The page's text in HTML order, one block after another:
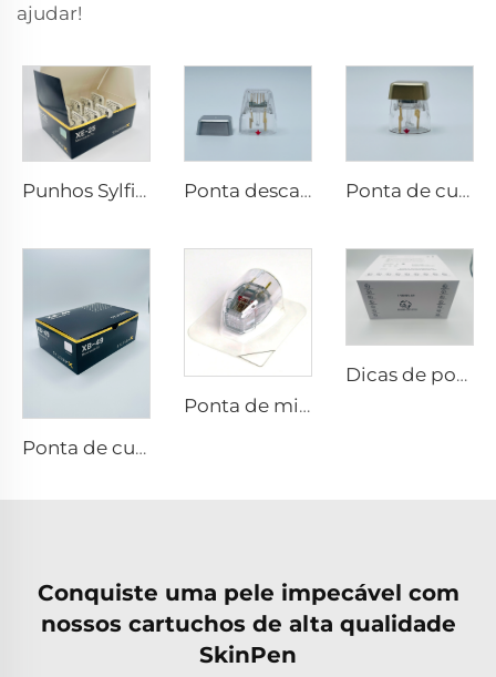
ajudar!
Punhos Sylfirm X de microagulhamento com rf XE-25 Ponta descartável Scarlet S de microneedling rf eletrodos bipolares 25 pinos Ponta de cuidados com a pele com microneedling rf Sylfirm X X-25
Ponta de cuidados com a pele com microneedling rf Sylfirm X XB-49
Ponta de microneedling rf Sylfirm X XE-25 cartucho da Viol
Dicas de pontas RF pixel8
Conquiste uma pele impecável com
nossos cartuchos de alta qualidade
SkinPen